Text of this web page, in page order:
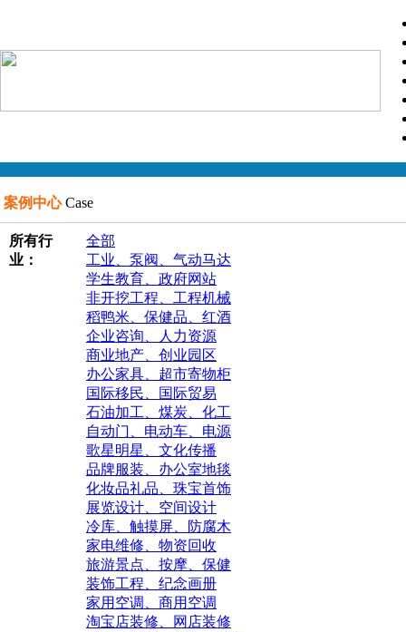
案例中心Case
所有行
业：
全部
工业、泵阀、气动马达
学生教育、政府网站
非开挖工程、工程机械
稻鸭米、保健品、红酒
企业咨询、人力资源
商业地产、创业园区
办公家具、超市寄物柜
国际移民、国际贸易
石油加工、煤炭、化工
自动门、电动车、电源
歌星明星、文化传播
品牌服装、办公室地毯
化妆品礼品、珠宝首饰
展览设计、空间设计
冷库、触摸屏、防腐木
家电维修、物资回收
旅游景点、按摩、保健
装饰工程、纪念画册
家用空调、商用空调
淘宝店装修、网店装修